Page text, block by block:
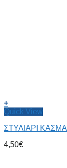
+
Quick View
ΣΤΥΛΙΑΡΙ
4,50€